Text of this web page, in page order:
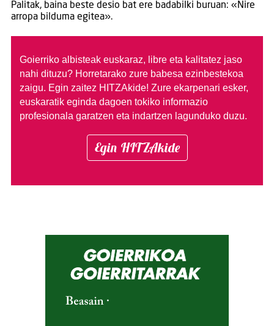
Palitak, baina beste desio bat ere badabilki buruan: «Nire
arropa bilduma egitea».
Goierriko albisteak euskaraz, libre eta kalitatez jaso
nahi dituzu? Horretarako zure babesa ezinbestekoa
zaigu. Egin zaitez HITZAkide! Zure ekarpenari esker,
euskaratik eginda dagoen tokiko informazio
profesionala garatzen eta indartzen lagunduko duzu.
Egin HITZAkide